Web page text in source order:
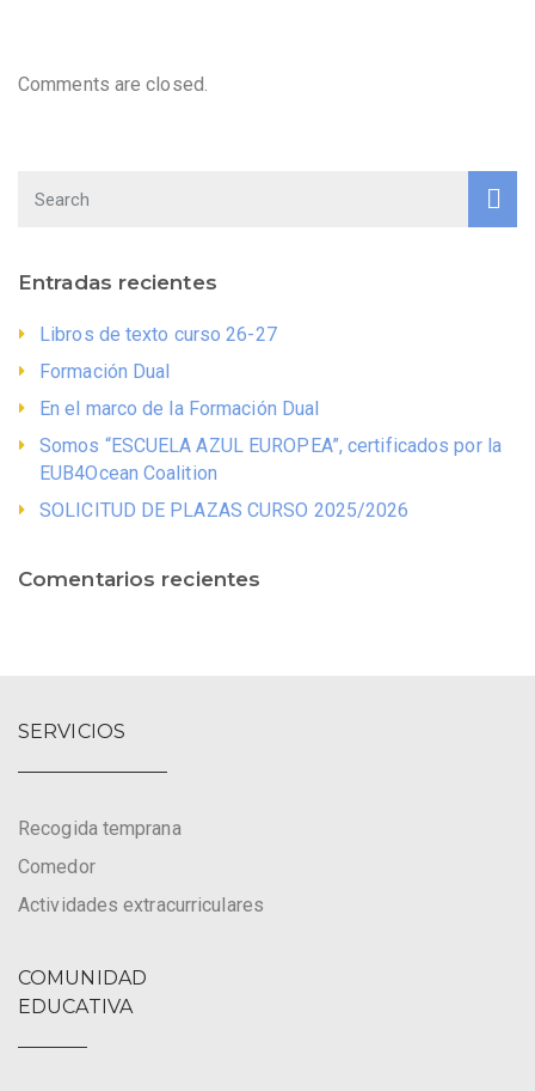
Comments are closed.
Entradas recientes
Libros de texto curso 26-27
Formación Dual
En el marco de la Formación Dual
Somos “ESCUELA AZUL EUROPEA”, certificados por la
EUB4Ocean Coalition
SOLICITUD DE PLAZAS CURSO 2025/2026
Comentarios recientes
SERVICIOS
Recogida temprana
Comedor
Actividades extracurriculares
COMUNIDAD
EDUCATIVA